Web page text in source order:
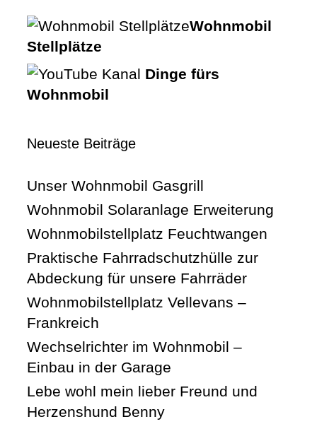
Wohnmobil
Stellplätze
Dinge fürs
Wohnmobil
Neueste Beiträge
Unser Wohnmobil Gasgrill
Wohnmobil Solaranlage Erweiterung
Wohnmobilstellplatz Feuchtwangen
Praktische Fahrradschutzhülle zur
Abdeckung für unsere Fahrräder
Wohnmobilstellplatz Vellevans –
Frankreich
Wechselrichter im Wohnmobil –
Einbau in der Garage
Lebe wohl mein lieber Freund und
Herzenshund Benny